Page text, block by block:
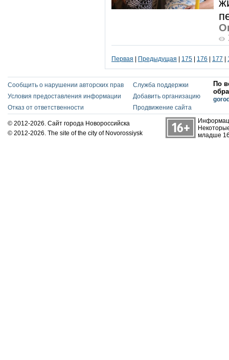
Первая Предыдущая 175 176 177
Сообщить о нарушении авторских прав
Условия предоставления информации
Отказ от ответственности
Служба поддержки
Добавить организацию
Продвижение сайта
По
© 2012-2026. Сайт города Новороссийска
© 2012-2026. The site of the city of Novorossiysk
младше